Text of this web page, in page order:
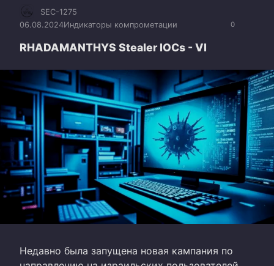
0
SEC-1275
06.08.2024Индикаторы компрометации
RHADAMANTHYS Stealer IOCs - VI
Недавно была запущена новая кампания по